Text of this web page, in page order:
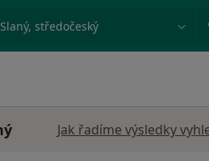
Město nebo region
Jak řadíme výsledky